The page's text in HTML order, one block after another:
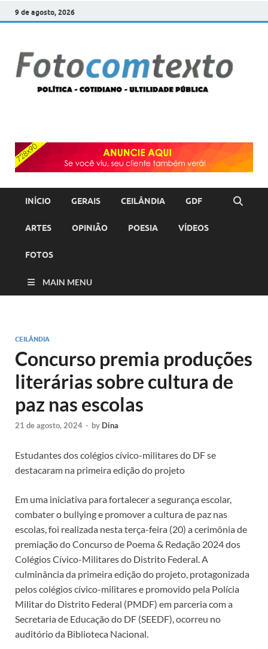
9 de agosto, 2026
INÍCIO GERAIS CEILÂNDIA GDF
ARTES OPINIÃO POESIA VÍDEOS
FOTOS
MAIN MENU
CEILÂNDIA
Concurso premia produções
literárias sobre cultura de
paz nas escolas
21 de agosto, 2024 - by Dina
Estudantes dos colégios cívico-militares do DF se
destacaram na primeira edição do projeto
Em uma iniciativa para fortalecer a segurança escolar,
combater o bullying e promover a cultura de paz nas
escolas, foi realizada nesta terça-feira (20) a cerimônia de
premiação do Concurso de Poema & Redação 2024 dos
Colégios Cívico-Militares do Distrito Federal. A
culminância da primeira edição do projeto, protagonizada
pelos colégios cívico-militares e promovido pela Polícia
Militar do Distrito Federal (PMDF) em parceria com a
Secretaria de Educação do DF (SEEDF), ocorreu no
auditório da Biblioteca Nacional.